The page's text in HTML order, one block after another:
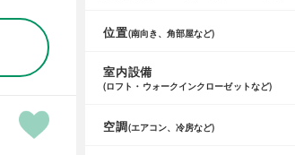
位置(南向き、角部屋など)
室内設備
(ロフト・ウォークインクローゼットなど)
空調(エアコン、冷房など)